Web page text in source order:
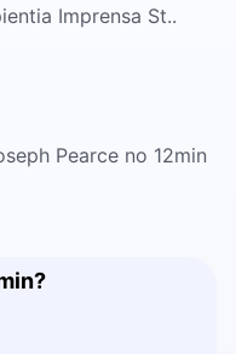
Imprensa St..
Pearce no 12min